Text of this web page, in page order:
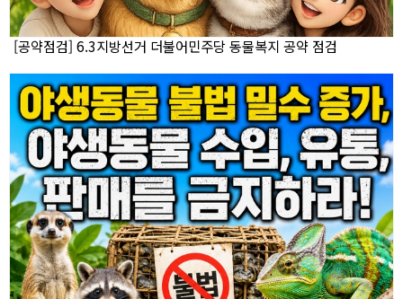
[공약점검] 6.3지방선거 더불어민주당 동물복지 공약 점검